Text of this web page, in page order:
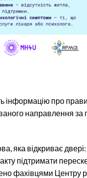
інформацію про
направлення за
яка відкриває
підтримати
фахівцями Центру